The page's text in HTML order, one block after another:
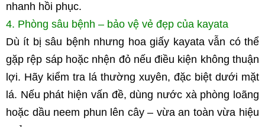
nhanh hồi phục.
4. Phòng sâu bệnh – bảo vệ vẻ đẹp của kayata
Dù ít bị sâu bệnh nhưng hoa giấy kayata vẫn có thể
gặp rệp sáp hoặc nhện đỏ nếu điều kiện không thuận
lợi. Hãy kiểm tra lá thường xuyên, đặc biệt dưới mặt
lá. Nếu phát hiện vấn đề, dùng nước xà phòng loãng
hoặc dầu neem phun lên cây – vừa an toàn vừa hiệu